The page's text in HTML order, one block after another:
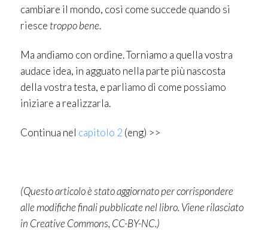
cambiare il mondo, così come succede quando si
riesce troppo bene.
Ma andiamo con ordine. Torniamo a quella vostra
audace idea, in agguato nella parte più nascosta
della vostra testa, e parliamo di come possiamo
iniziare a realizzarla.
Continua nel capitolo 2 (eng) >>
(Questo articolo è stato aggiornato per corrispondere
alle modifiche finali pubblicate nel libro. Viene rilasciato
in Creative Commons, CC-BY-NC.)